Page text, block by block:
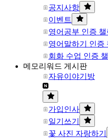
공지사항
이벤트
영어공부 인증 챌
영어말하기 인증
회화 수업 인증 챌
메모리워드 게시판
자유이야기방
가입인사
일기쓰기
꽃 사진 자랑하기